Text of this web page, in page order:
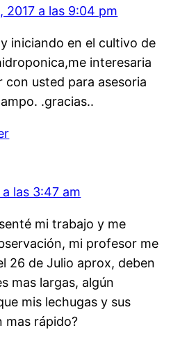
2017 a las 9:04 pm
iniciando en el cultivo de
interesaria
con usted para asesoria
.gracias..
las 3:47 am
mi trabajo y me
mi profesor me
26 de Julio aprox, deben
mas largas, algún
mis lechugas y sus
mas rápido?